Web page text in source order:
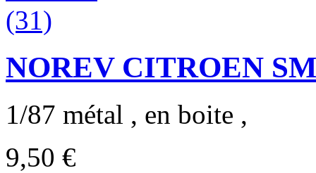
NOREV CITROEN
1/87 métal , en boite ,
9,50 €